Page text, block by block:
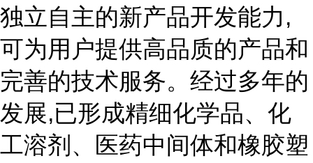
独立自主的新产品开发能力,
可为用户提供高品质的产品和
完善的技术服务。经过多年的
发展,已形成精细化学品、化
工溶剂、医药中间体和橡胶塑